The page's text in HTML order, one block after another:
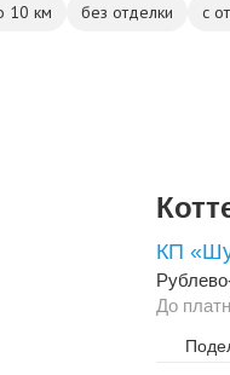
10 км без отделки с
КП
До